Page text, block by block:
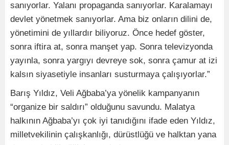
sanıyorlar. Yalanı propaganda sanıyorlar. Karalamayı
devlet yönetmek sanıyorlar. Ama biz onların dilini de,
yönetimini de yıllardır biliyoruz. Önce hedef göster,
sonra iftira at, sonra manşet yap. Sonra televizyonda
yayınla, sonra yargıyı devreye sok, sonra çamur at izi
kalsın siyasetiyle insanları susturmaya çalışıyorlar.”
Barış Yıldız, Veli Ağbaba’ya yönelik kampanyanın
“organize bir saldırı” olduğunu savundu. Malatya
halkının Ağbaba’yı çok iyi tanıdığını ifade eden Yıldız,
milletvekilinin çalışkanlığı, dürüstlüğü ve halktan yana